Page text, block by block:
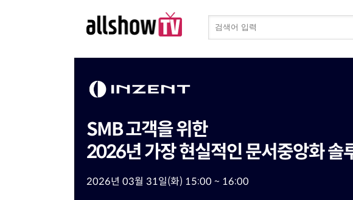
SMB 고객을 위한
2026년 가장 현실적인 문서중앙화 솔
2026년 03월 31일(화) 15:00 ~ 16:00